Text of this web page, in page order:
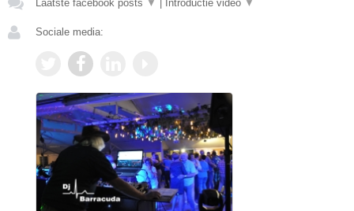
Laatste facebook posts ▼ | Introductie video ▼
Sociale media: